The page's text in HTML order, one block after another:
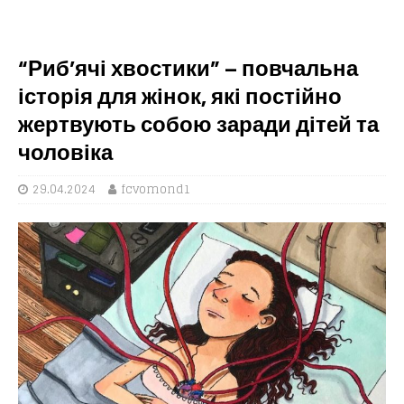
“Риб’ячі хвостики” – повчальна
історія для жінок, які постійно
жертвують собою заради дітей та
чоловіка
29.04.2024 fcvomond1